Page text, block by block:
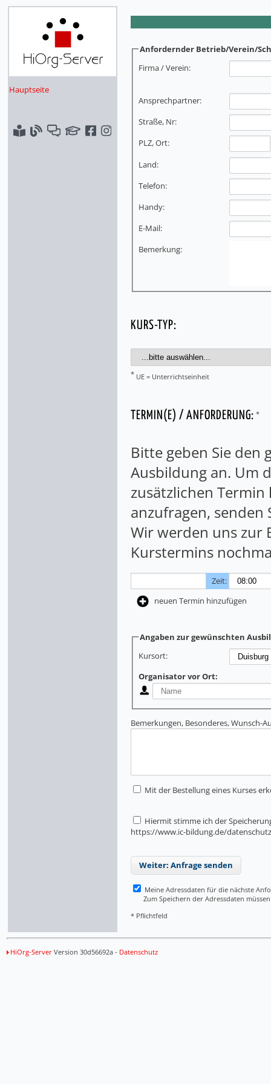
Hauptseite
Anfordernder Betrieb/Verein/
Firma / Verein:
Ansprechpartner:
Straße, Nr:
PLZ, Ort:
Land:
Telefon:
Handy:
E-Mail:
Bemerkung:
KURS-TYP:
* UE = Unterrichtseinheit
TERMIN(E) / ANFORDERUNG: *
Bitte geben Sie den
Ausbildung an. Um
zusätzlichen
anzufragen, senden
Wir werden uns zur
Kurstermins
Zeit:
neuen Termin hinzufügen
Angaben zur gewünschten
Kursort:
Organisator vor Ort:
Bemerkungen, Besonderes, Wunsch-
Mit der Bestellung eines Kurses
Hiermit stimme ich der
https://www.ic-bildung.de/datenschutz
Weiter: Anfrage senden
Meine Adressdaten für die nächste
Zum Speichern der Adressdaten müssen
* Pflichtfeld
HiOrg-ServerVersion 30d56692a - Datenschutz